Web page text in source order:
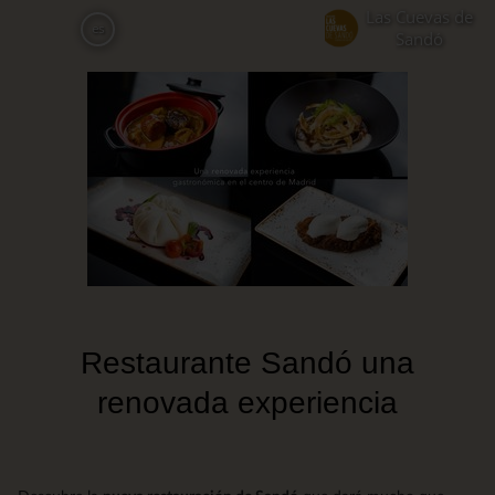
Las Cuevas de
Restaurante Sandó una
renovada experiencia